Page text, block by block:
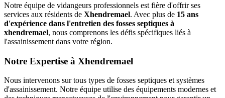
Notre équipe de vidangeurs professionnels est fière d'offrir ses
services aux résidents de Xhendremael. Avec plus de 15 ans
d'expérience dans l'entretien des fosses septiques à
xhendremael, nous comprenons les défis spécifiques liés à
l'assainissement dans votre région.
Notre Expertise à Xhendremael
Nous intervenons sur tous types de fosses septiques et systèmes
d'assainissement. Notre équipe utilise des équipements modernes et